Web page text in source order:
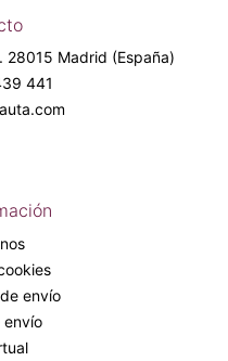
28015 Madrid (España)
441
envío
envío